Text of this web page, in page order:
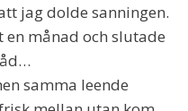
jag dolde sanningen.
en månad och slutade
samma leende